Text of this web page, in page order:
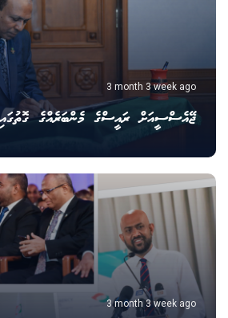
3 month 3 week ago
ޖޭއެސްސީއަށް ރައީސްގެ މެންބަރެއްގެ
3 month 3 week ago